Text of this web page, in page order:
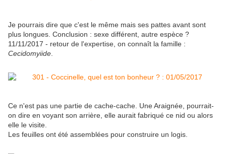
Je pourrais dire que c'est le même mais ses pattes avant sont
plus longues. Conclusion : sexe différent, autre espèce ?
11/11/2017 - retour de l'expertise, on connaît la famille :
Cecidomyiide
Ce n'est pas une partie de cache-cache. Une Araignée, pourrait-
on dire en voyant son arrière, elle aurait fabriqué ce nid ou alors
elle le visite.
Les feuilles ont été assemblées pour construire un logis.